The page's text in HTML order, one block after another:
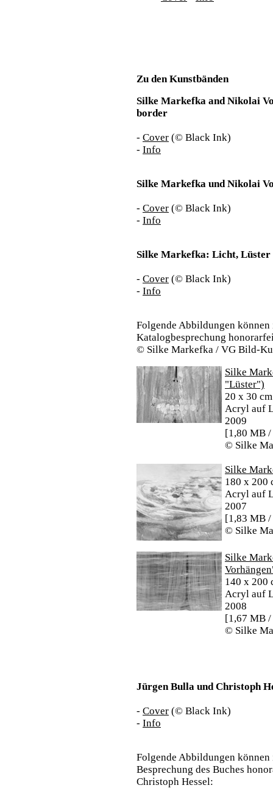
Zu den Kunstbänden
Silke Markefka and Nikolai
border
- Cover (© Black Ink)
- Info
Silke Markefka und Nikolai
- Cover (© Black Ink)
- Info
Silke Markefka: Licht, Lüster
- Cover (© Black Ink)
- Info
Folgende Abbildungen können
Katalogbesprechung
© Silke Markefka / VG Bild-
Silke
"Lüster")
20 x 30 cm
Acryl auf
2009
[1,80 MB
© Silke
Silke
180 x 200
Acryl auf
2007
[1,83 MB
© Silke
Silke
140 x 200
Acryl auf
2008
[1,67 MB
© Silke
Jürgen Bulla und Christoph
- Cover (© Black Ink)
- Info
Folgende Abbildungen können
Besprechung des Buches
Christoph Hessel: